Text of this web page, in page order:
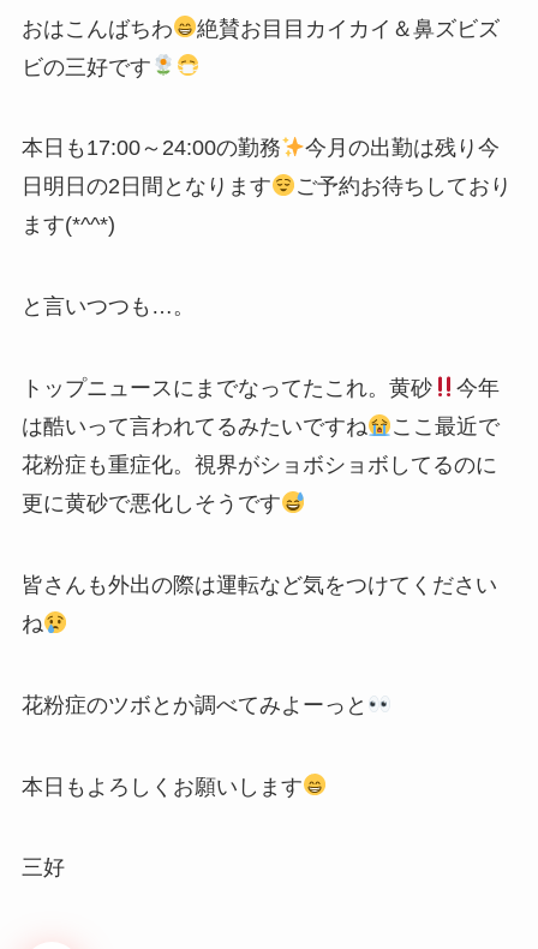
おはこんばちわ
絶賛お目目カイカイ＆鼻ズビズ
ビの三好です
本日も17:00～24:00の勤務
今月の出勤は残り今
日明日の2日間となります
ご予約お待ちしており
ます(*^^*)
と言いつつも…。
トップニュースにまでなってたこれ。黄砂
今年
は酷いって言われてるみたいですね
ここ最近で
花粉症も重症化。視界がショボショボしてるのに
更に黄砂で悪化しそうです
皆さんも外出の際は運転など気をつけてください
ね
花粉症のツボとか調べてみよーっと
本日もよろしくお願いします
三好